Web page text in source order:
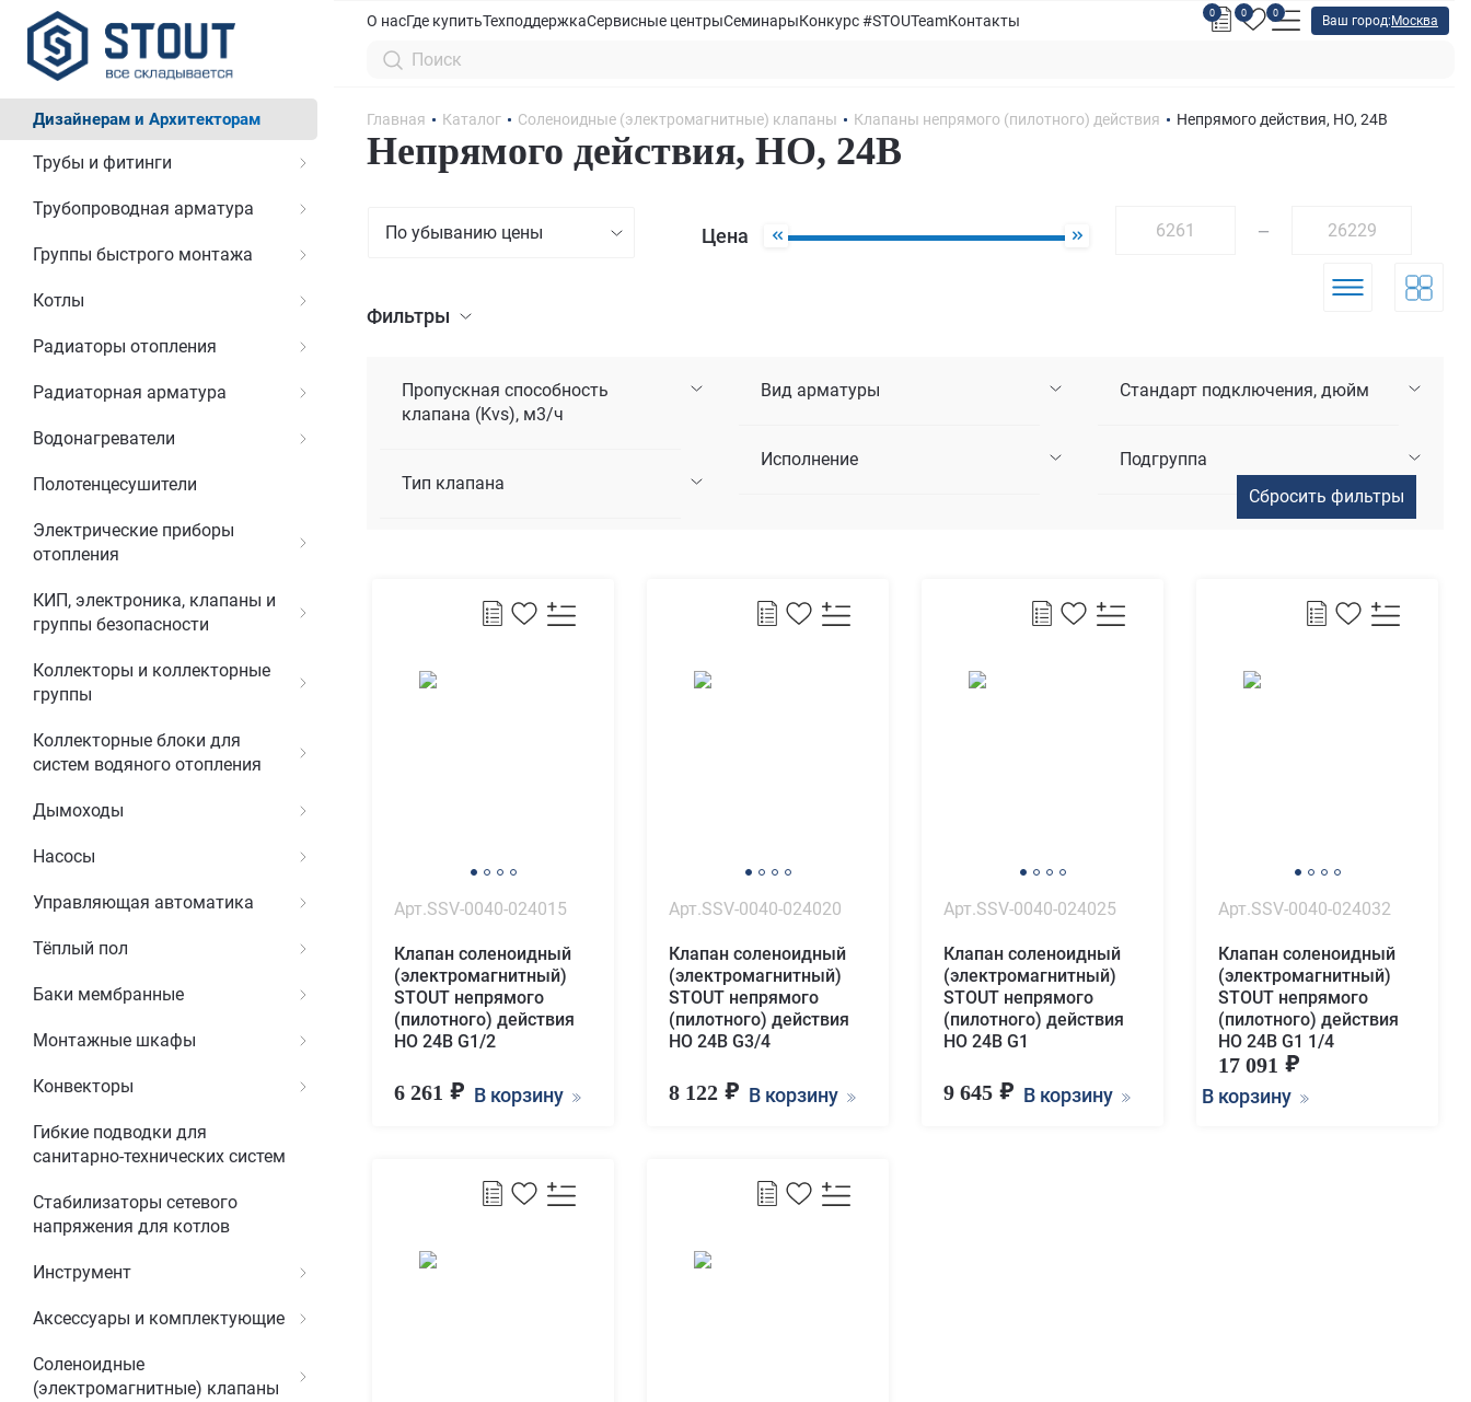
Дизайнерам и Архитекторам
Трубы и фитинги
Трубопроводная арматура
Группы быстрого монтажа
Котлы
Радиаторы отопления
Радиаторная арматура
Водонагреватели
Полотенцесушители
Электрические приборы
отопления
КИП, электроника, клапаны и
группы безопасности
Коллекторы и коллекторные
группы
Коллекторные блоки для
систем водяного отопления
Дымоходы
Насосы
Управляющая автоматика
Тёплый пол
Баки мембранные
Монтажные шкафы
Конвекторы
Гибкие подводки для
санитарно-технических систем
Стабилизаторы сетевого
напряжения для котлов
Инструмент
Аксессуары и комплектующие
Соленоидные
(электромагнитные) клапаны
О насГде купитьТехподдержкаСервисные центрыСеминарыКонкурс #STOUTeamКонтакты 0 0 0
Ваш город: Москва
Главная Каталог Соленоидные (электромагнитные) клапаны Клапаны непрямого (пилотного) действия Непрямого действия, НО, 24В
Непрямого действия, НО, 24В
По убыванию цены Цена —
Фильтры
Пропускная способность
клапана (Kvs), м3/ч
Тип клапана
Вид арматуры
Исполнение
Стандарт подключения, дюйм
Подгруппа
Арт.SSV-0040-024015
Клапан соленоидный
(электромагнитный)
STOUT непрямого
(пилотного) действия
НО 24В G1/2
6 261 В корзину
Арт.SSV-0040-024020
Клапан соленоидный
(электромагнитный)
STOUT непрямого
(пилотного) действия
НО 24В G3/4
8 122 В корзину
Арт.SSV-0040-024025
Клапан соленоидный
(электромагнитный)
STOUT непрямого
(пилотного) действия
НО 24В G1
9 645 В корзину
Арт.SSV-0040-024032
Клапан соленоидный
(электромагнитный)
STOUT непрямого
(пилотного) действия
НО 24В G1 1/4
17 091
В корзину